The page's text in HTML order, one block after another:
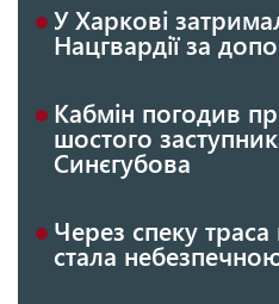
У Харкові
Нацгвардії за
Кабмін погодив
шостого
Синєгубова
Через спеку
стала